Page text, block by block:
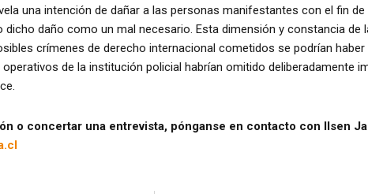
una intención de dañar a las personas manifestantes con el fin de
dicho daño como un mal necesario. Esta dimensión y constancia de
crímenes de derecho internacional cometidos se podrían haber
de la institución policial habrían omitido deliberadamente
o concertar una entrevista, pónganse en contacto con Ilsen